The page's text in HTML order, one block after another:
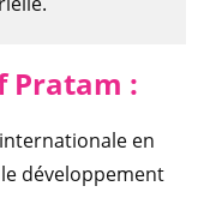
Pratam :
en
développement